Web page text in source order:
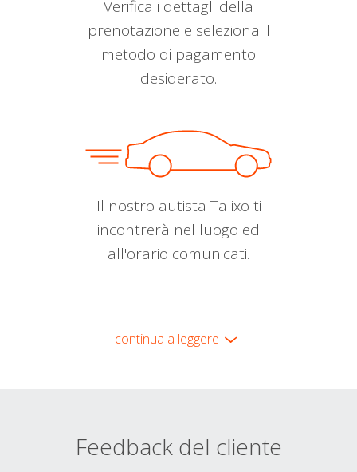
Verifica i dettagli della
prenotazione e seleziona il
metodo di pagamento
desiderato.
Il nostro autista Talixo ti
incontrerà nel luogo ed
all'orario comunicati.
continua a leggere
Feedback del cliente